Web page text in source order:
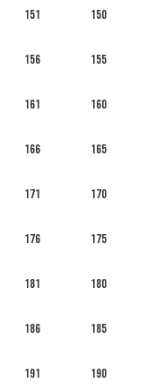
150
151
155
156
160
161
165
166
170
171
175
176
180
181
185
186
190
191